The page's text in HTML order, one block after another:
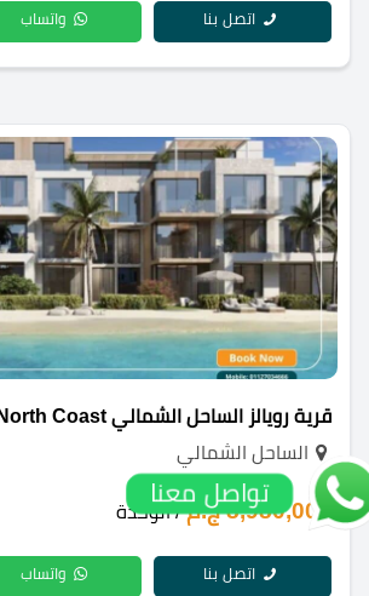
اتصل بنا واتساب
قرية رويالز الساحل الشمالي Royals North Coast
الساحل الشمالي
8,980,000 ج.م / الوحدة
اتصل بنا واتساب
تواصل معنا